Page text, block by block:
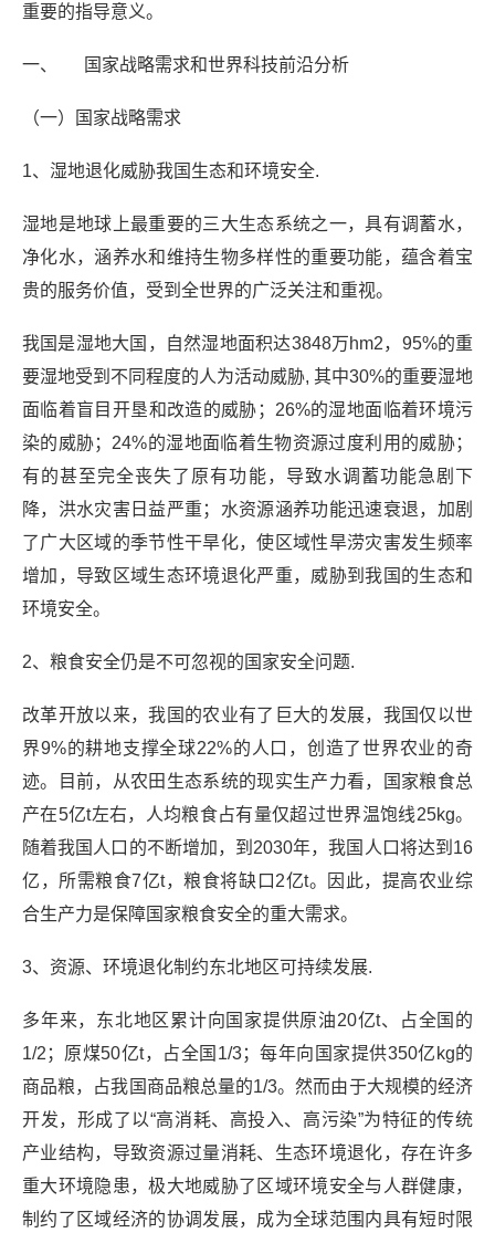
重要的指导意义。
一、 国家战略需求和世界科技前沿分析
（一）国家战略需求
1、湿地退化威胁我国生态和环境安全.
湿地是地球上最重要的三大生态系统之一，具有调蓄水，
净化水，涵养水和维持生物多样性的重要功能，蕴含着宝
贵的服务价值，受到全世界的广泛关注和重视。
我国是湿地大国，自然湿地面积达3848万hm2，95%的重
要湿地受到不同程度的人为活动威胁, 其中30%的重要湿地
面临着盲目开垦和改造的威胁；26%的湿地面临着环境污
染的威胁；24%的湿地面临着生物资源过度利用的威胁；
有的甚至完全丧失了原有功能，导致水调蓄功能急剧下
降，洪水灾害日益严重；水资源涵养功能迅速衰退，加剧
了广大区域的季节性干旱化，使区域性旱涝灾害发生频率
增加，导致区域生态环境退化严重，威胁到我国的生态和
环境安全。
2、粮食安全仍是不可忽视的国家安全问题.
改革开放以来，我国的农业有了巨大的发展，我国仅以世
界9%的耕地支撑全球22%的人口，创造了世界农业的奇
迹。目前，从农田生态系统的现实生产力看，国家粮食总
产在5亿t左右，人均粮食占有量仅超过世界温饱线25kg。
随着我国人口的不断增加，到2030年，我国人口将达到16
亿，所需粮食7亿t，粮食将缺口2亿t。因此，提高农业综
合生产力是保障国家粮食安全的重大需求。
3、资源、环境退化制约东北地区可持续发展.
多年来，东北地区累计向国家提供原油20亿t、占全国的
1/2；原煤50亿t，占全国1/3；每年向国家提供350亿kg的
商品粮，占我国商品粮总量的1/3。然而由于大规模的经济
开发，形成了以“高消耗、高投入、高污染”为特征的传统
产业结构，导致资源过量消耗、生态环境退化，存在许多
重大环境隐患，极大地威胁了区域环境安全与人群健康，
制约了区域经济的协调发展，成为全球范围内具有短时限